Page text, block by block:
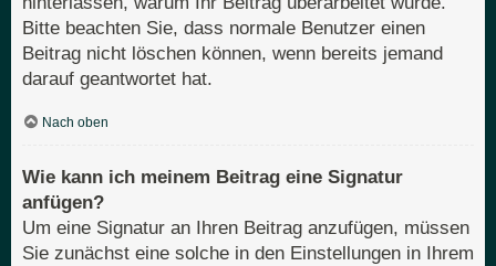
Bitte beachten Sie, dass normale Benutzer einen
Beitrag nicht löschen können, wenn bereits jemand
darauf geantwortet hat.
Nach oben
Wie kann ich meinem Beitrag eine Signatur
anfügen?
Um eine Signatur an Ihren Beitrag anzufügen, müssen
Sie zunächst eine solche in den Einstellungen in Ihrem